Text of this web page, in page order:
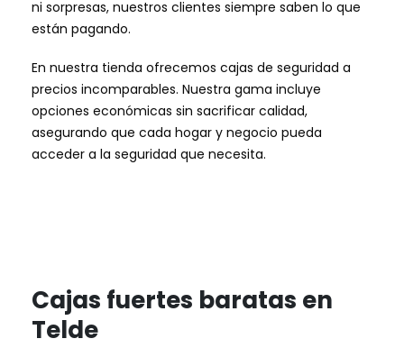
ni sorpresas, nuestros clientes siempre saben lo que
están pagando.
En nuestra tienda ofrecemos cajas de seguridad a
precios incomparables. Nuestra gama incluye
opciones económicas sin sacrificar calidad,
asegurando que cada hogar y negocio pueda
acceder a la seguridad que necesita.
Cajas fuertes baratas en
Telde